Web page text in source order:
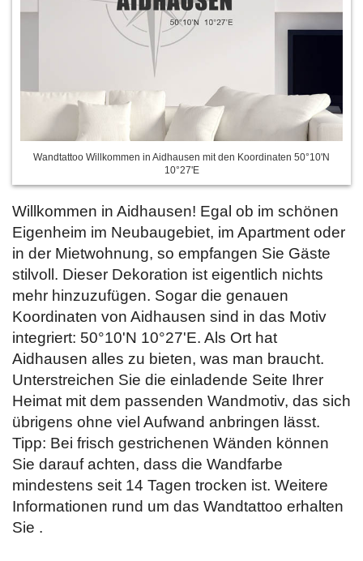
Wandtattoo Willkommen in Aidhausen mit den Koordinaten 50°10'N
10°27'E
Willkommen in Aidhausen! Egal ob im schönen
Eigenheim im Neubaugebiet, im Apartment oder
in der Mietwohnung, so empfangen Sie Gäste
stilvoll. Dieser Dekoration ist eigentlich nichts
mehr hinzuzufügen. Sogar die genauen
Koordinaten von Aidhausen sind in das Motiv
integriert: 50°10'N 10°27'E. Als Ort hat
Aidhausen alles zu bieten, was man braucht.
Unterstreichen Sie die einladende Seite Ihrer
Heimat mit dem passenden Wandmotiv, das sich
übrigens ohne viel Aufwand anbringen lässt.
Tipp: Bei frisch gestrichenen Wänden können
Sie darauf achten, dass die Wandfarbe
mindestens seit 14 Tagen trocken ist. Weitere
Informationen rund um das Wandtattoo erhalten
Sie .